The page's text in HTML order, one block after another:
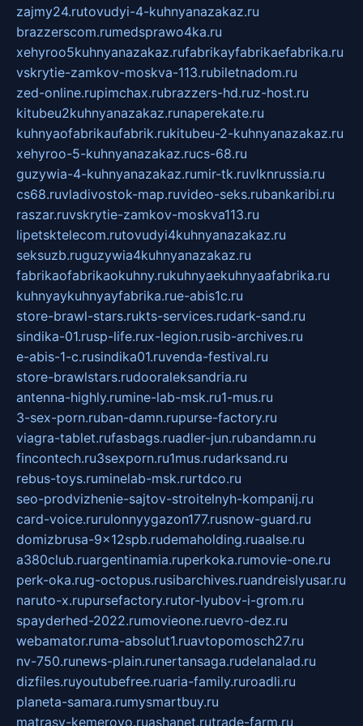
zajmy24.rutovudyi-4-kuhnyanazakaz.ru
brazzerscom.rumedsprawo4ka.ru
xehyroo5kuhnyanazakaz.rufabrikayfabrikaefabrika.ru
vskrytie-zamkov-moskva-113.rubiletnadom.ru
zed-online.rupimchax.rubrazzers-hd.ruz-host.ru
kitubeu2kuhnyanazakaz.runaperekate.ru
kuhnyaofabrikaufabrik.rukitubeu-2-kuhnyanazakaz.ru
xehyroo-5-kuhnyanazakaz.rucs-68.ru
guzywia-4-kuhnyanazakaz.rumir-tk.ruvlknrussia.ru
cs68.ruvladivostok-map.ruvideo-seks.rubankaribi.ru
raszar.ruvskrytie-zamkov-moskva113.ru
lipetsktelecom.rutovudyi4kuhnyanazakaz.ru
seksuzb.ruguzywia4kuhnyanazakaz.ru
fabrikaofabrikaokuhny.rukuhnyaekuhnyaafabrika.ru
kuhnyaykuhnyayfabrika.rue-abis1c.ru
store-brawl-stars.rukts-services.rudark-sand.ru
sindika-01.rusp-life.rux-legion.rusib-archives.ru
e-abis-1-c.rusindika01.ruvenda-festival.ru
store-brawlstars.rudooraleksandria.ru
antenna-highly.rumine-lab-msk.ru1-mus.ru
3-sex-porn.ruban-damn.rupurse-factory.ru
viagra-tablet.rufasbags.ruadler-jun.rubandamn.ru
fincontech.ru3sexporn.ru1mus.rudarksand.ru
rebus-toys.ruminelab-msk.rurtdco.ru
seo-prodvizhenie-sajtov-stroitelnyh-kompanij.ru
card-voice.rurulonnyygazon177.rusnow-guard.ru
domizbrusa-9x12spb.rudemaholding.ruaalse.ru
a380club.ruargentinamia.ruperkoka.rumovie-one.ru
perk-oka.rug-octopus.rusibarchives.ruandreislyusar.ru
naruto-x.rupursefactory.rutor-lyubov-i-grom.ru
spayderhed-2022.rumovieone.ruevro-dez.ru
webamator.ruma-absolut1.ruavtopomosch27.ru
nv-750.runews-plain.runertansaga.rudelanalad.ru
dizfiles.ruyoutubefree.ruaria-family.ruroadli.ru
planeta-samara.rumysmartbuy.ru
matrasy-kemerovo.ruashanet.rutrade-farm.ru